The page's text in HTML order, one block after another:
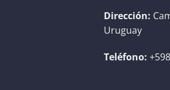
Dirección:
Uruguay
Teléfono: